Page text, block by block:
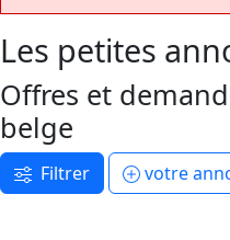
Les petites
Offres et
belge
Filtrer votre